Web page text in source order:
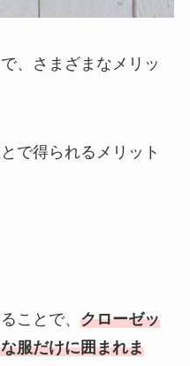
、さまざまなメリッ
で得られるメリット
ことで、 クローゼッ
服だけに囲まれま